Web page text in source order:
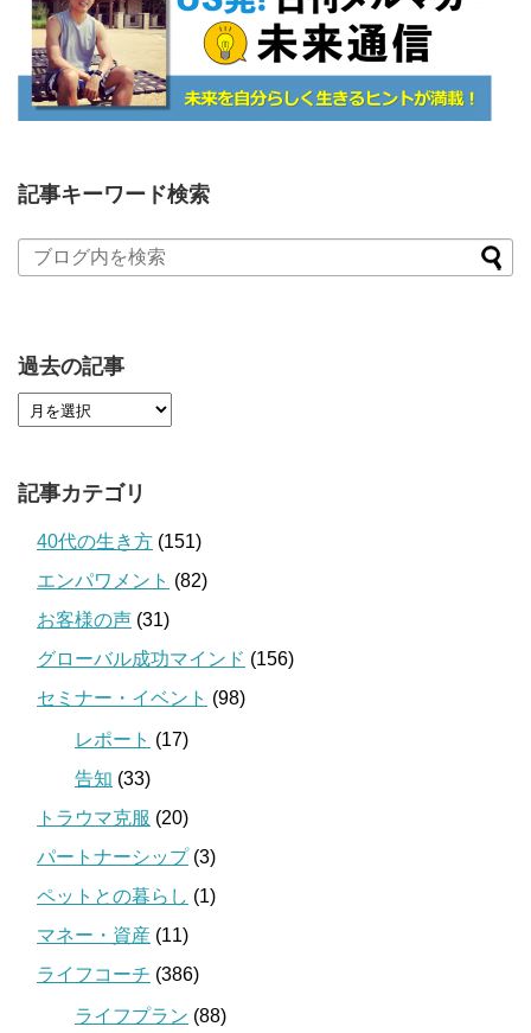
記事キーワード検索
過去の記事
記事カテゴリ
40代の生き方 (151)
エンパワメント (82)
お客様の声 (31)
グローバル成功マインド (156)
セミナー・イベント (98)
レポート (17)
告知 (33)
トラウマ克服 (20)
パートナーシップ(3)
ペットとの暮らし (1)
マネー・資産 (11)
ライフコーチ (386)
ライフプラン (88)